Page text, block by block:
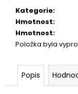
Kategorie:
Hmotnost:
Hmotnost:
Položka byla
Popis
u
č
u
m